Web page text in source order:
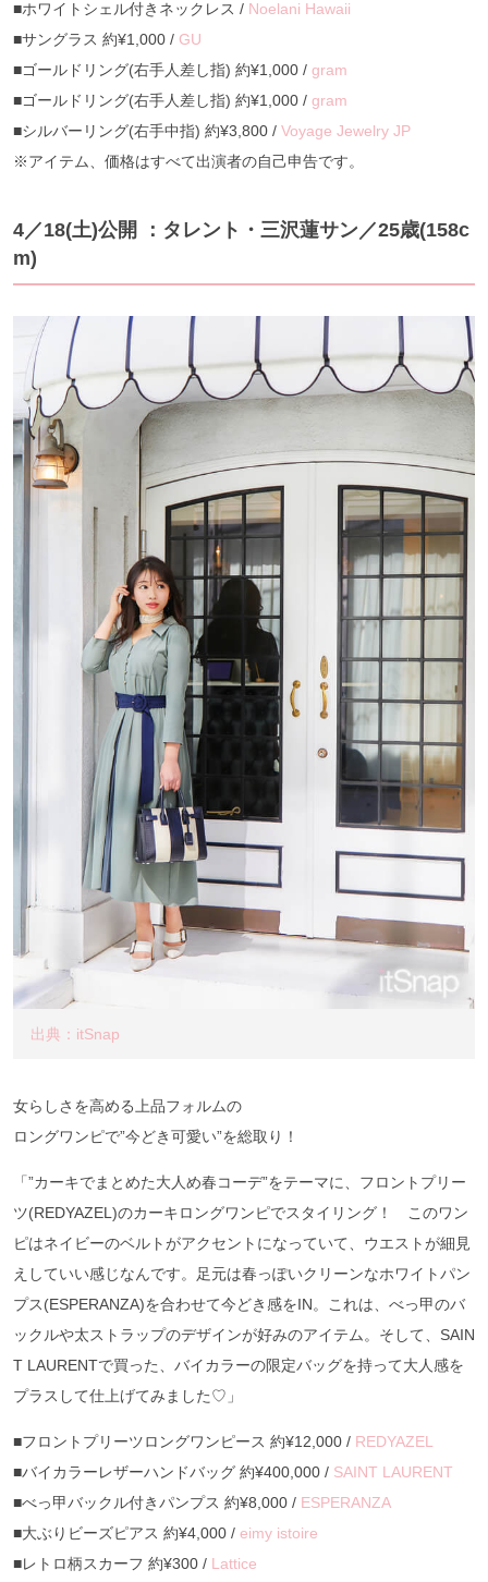
■ホワイトシェル付きネックレス / Noelani Hawaii
■サングラス 約¥1,000 / GU
■ゴールドリング(右手人差し指) 約¥1,000 / gram
■ゴールドリング(右手人差し指) 約¥1,000 / gram
■シルバーリング(右手中指) 約¥3,800 / Voyage Jewelry JP
※アイテム、価格はすべて出演者の自己申告です。
4／18(土)公開 ：タレント・三沢蓮サン／25歳(158c
m)
出典：itSnap
女らしさを高める上品フォルムの
ロングワンピで”今どき可愛い”を総取り！
「”カーキでまとめた大人め春コーデ”をテーマに、フロントプリー
ツ(REDYAZEL)のカーキロングワンピでスタイリング！ このワン
ピはネイビーのベルトがアクセントになっていて、ウエストが細見
えしていい感じなんです。足元は春っぽいクリーンなホワイトパン
プス(ESPERANZA)を合わせて今どき感をIN。これは、べっ甲のバ
ックルや太ストラップのデザインが好みのアイテム。そして、SAIN
T LAURENTで買った、バイカラーの限定バッグを持って大人感を
プラスして仕上げてみました♡」
■フロントプリーツロングワンピース 約¥12,000 / REDYAZEL
■バイカラーレザーハンドバッグ 約¥400,000 / SAINT LAURENT
■べっ甲バックル付きパンプス 約¥8,000 / ESPERANZA
■大ぶりビーズピアス 約¥4,000 / eimy istoire
■レトロ柄スカーフ 約¥300 / Lattice